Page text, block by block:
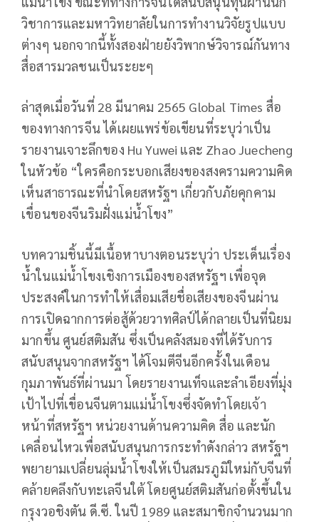
วิชาการและมหาวิทยาลัยในการทำงานวิจัยรูปแบบ
ต่างๆ นอกจากนี้ทั้งสองฝ่ายยังวิพากษ์วิจารณ์กันทาง
สื่อสารมวลชนเป็นระยะๆ
ล่าสุดเมื่อวันที่ 28 มีนาคม 2565 Global Times สื่อ
ของทางการจีน ได้เผยแพร่ข้อเขียนที่ระบุว่าเป็น
รายงานเจาะลึกของ Hu Yuwei และ Zhao Juecheng
ในหัวข้อ “ใครคือกระบอกเสียงของสงครามความคิด
เห็นสาธารณะที่นำโดยสหรัฐฯ เกี่ยวกับภัยคุกคาม
เขื่อนของจีนริมฝั่งแม่น้ำโขง”
บทความชิ้นนี้มีเนื้อหาบางตอนระบุว่า ประเด็นเรื่อง
น้ำในแม่น้ำโขงเชิงการเมืองของสหรัฐฯ เพื่อจุด
ประสงค์ในการทำให้เสื่อมเสียชื่อเสียงของจีนผ่าน
การเปิดฉากการต่อสู้ด้วยวาทศิลป์ได้กลายเป็นที่นิยม
มากขึ้น ศูนย์สติมสัน ซึ่งเป็นคลังสมองที่ได้รับการ
สนับสนุนจากสหรัฐฯ ได้โจมตีจีนอีกครั้งในเดือน
กุมภาพันธ์ที่ผ่านมา โดยรายงานเท็จและลำเอียงที่มุ่ง
เป้าไปที่เขื่อนจีนตามแม่น้ำโขงซึ่งจัดทำโดยเจ้า
หน้าที่สหรัฐฯ หน่วยงานด้านความคิด สื่อ และนัก
เคลื่อนไหวเพื่อสนับสนุนการกระทำดังกล่าว สหรัฐฯ
พยายามเปลี่ยนลุ่มน้ำโขงให้เป็นสมรภูมิใหม่กับจีนที่
คล้ายคลึงกับทะเลจีนใต้ โดยศูนย์สติมสันก่อตั้งขึ้นใน
กรุงวอชิงตัน ดี.ซี. ในปี 1989 และสมาชิกจำนวนมาก